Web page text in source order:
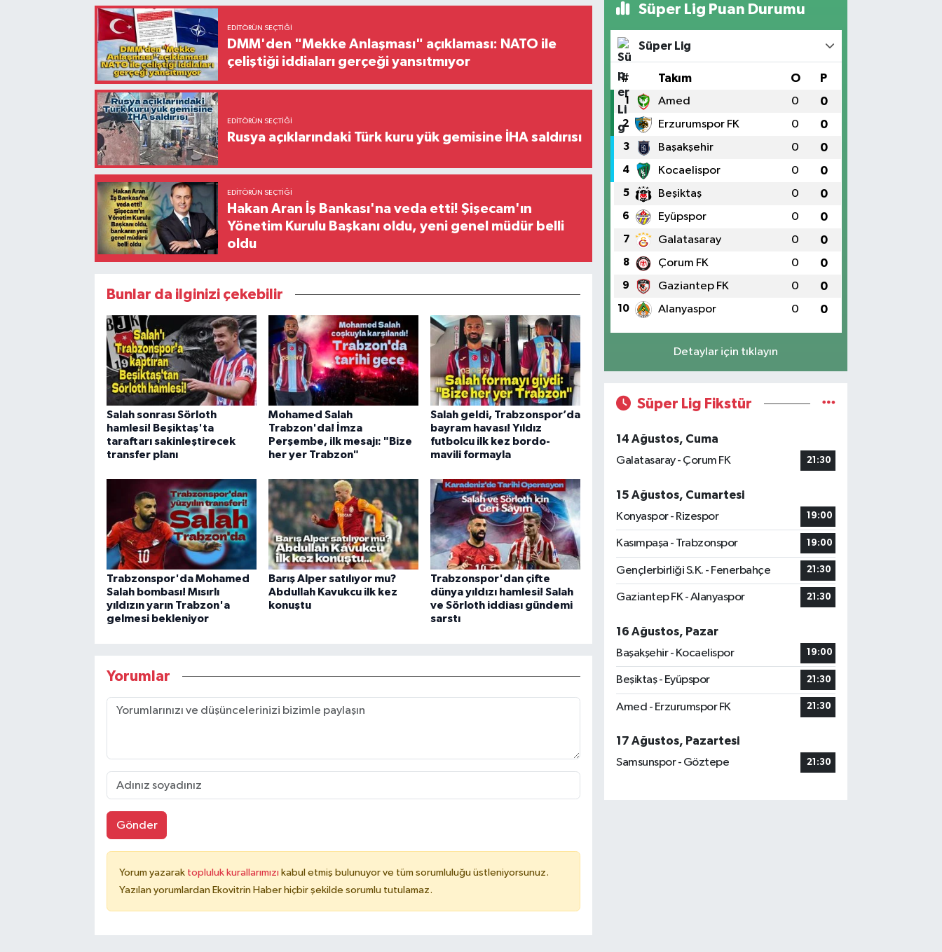
EDITÖRÜN SEÇTIĞI
DMM'den "Mekke Anlaşması" açıklaması: NATO ile
çeliştiği iddiaları gerçeği yansıtmıyor
EDITÖRÜN SEÇTIĞI
Rusya açıklarındaki Türk kuru yük gemisine İHA saldırısı
EDITÖRÜN SEÇTIĞI
Hakan Aran İş Bankası'na veda etti! Şişecam'ın
Yönetim Kurulu Başkanı oldu, yeni genel müdür belli
oldu
Bunlar da ilginizi çekebilir
Salah sonrası Sörloth
hamlesi! Beşiktaş'ta
taraftarı sakinleştirecek
transfer planı
Mohamed Salah
Trabzon'da! İmza
Perşembe, ilk mesajı: "Bize
her yer Trabzon"
Salah geldi, Trabzonspor’da
bayram havası! Yıldız
futbolcu ilk kez bordo-
mavili formayla
Trabzonspor'da Mohamed
Salah bombası! Mısırlı
yıldızın yarın Trabzon'a
gelmesi bekleniyor
Barış Alper satılıyor mu?
Abdullah Kavukcu ilk kez
konuştu
Trabzonspor'dan çifte
dünya yıldızı hamlesi! Salah
ve Sörloth iddiası gündemi
sarstı
Yorumlar
Gönder
Yorum yazarak topluluk kurallarımızı kabul etmiş bulunuyor ve tüm sorumluluğu üstleniyorsunuz.
Yazılan yorumlardan Ekovitrin Haber hiçbir şekilde sorumlu tutulamaz.
Süper Lig Puan Durumu
Süper Lig
# Takım O P
1 Amed 0 0
2 Erzurumspor FK 0 0
3 Başakşehir 0 0
4 Kocaelispor 0 0
5 Beşiktaş 0 0
6 Eyüpspor 0 0
7 Galatasaray 0 0
8 Çorum FK 0 0
9 Gaziantep FK 0 0
10 Alanyaspor 0 0
Detaylar için tıklayın
Süper Lig Fikstür
14 Ağustos, Cuma
Galatasaray - Çorum FK
21:30
15 Ağustos, Cumartesi
Konyaspor - Rizespor
19:00
Kasımpaşa - Trabzonspor 19:00
Gençlerbirliği S.K. - Fenerbahçe 21:30
Gaziantep FK - Alanyaspor 21:30
16 Ağustos, Pazar
Başakşehir - Kocaelispor
19:00
Beşiktaş - Eyüpspor 21:30
Amed - Erzurumspor FK 21:30
17 Ağustos, Pazartesi
Samsunspor - Göztepe
21:30